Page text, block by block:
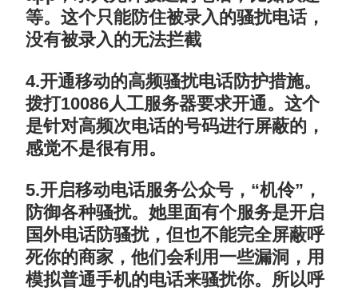
等。这个只能防住被录入的骚扰电话，
没有被录入的无法拦截
4.开通移动的高频骚扰电话防护措施。
拨打10086人工服务器要求开通。这个
是针对高频次电话的号码进行屏蔽的，
感觉不是很有用。
5.开启移动电话服务公众号，“机伶”，
防御各种骚扰。她里面有个服务是开启
国外电话防骚扰，但也不能完全屏蔽呼
死你的商家，他们会利用一些漏洞，用
模拟普通手机的电话来骚扰你。所以呼